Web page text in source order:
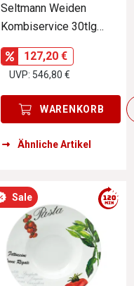
Seltmann Weiden
Kombiservice 30tlg
TRIO HIGHLINE
127,20 €
UVP: 546,80 €
WARENKORB
Ähnliche Artikel
Sale